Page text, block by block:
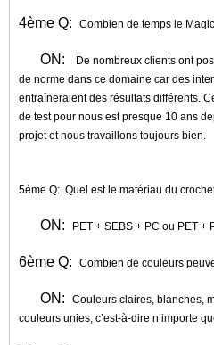
4ème Q: Combien de temps le
ON:
De nombreux clients ont
de norme dans ce domaine car des
entraîneraient des résultats différents.
de test pour nous est presque 10 ans
projet et nous travaillons toujours bien.
5ème Q: Quel est le matériau du
ON: PET + SEBS + PC ou PET +
6ème Q: Combien de couleurs
ON:
Couleurs claires, blanches,
couleurs unies, c’est-à-dire n’importe